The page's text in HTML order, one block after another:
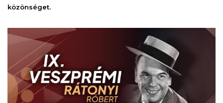
közönséget.